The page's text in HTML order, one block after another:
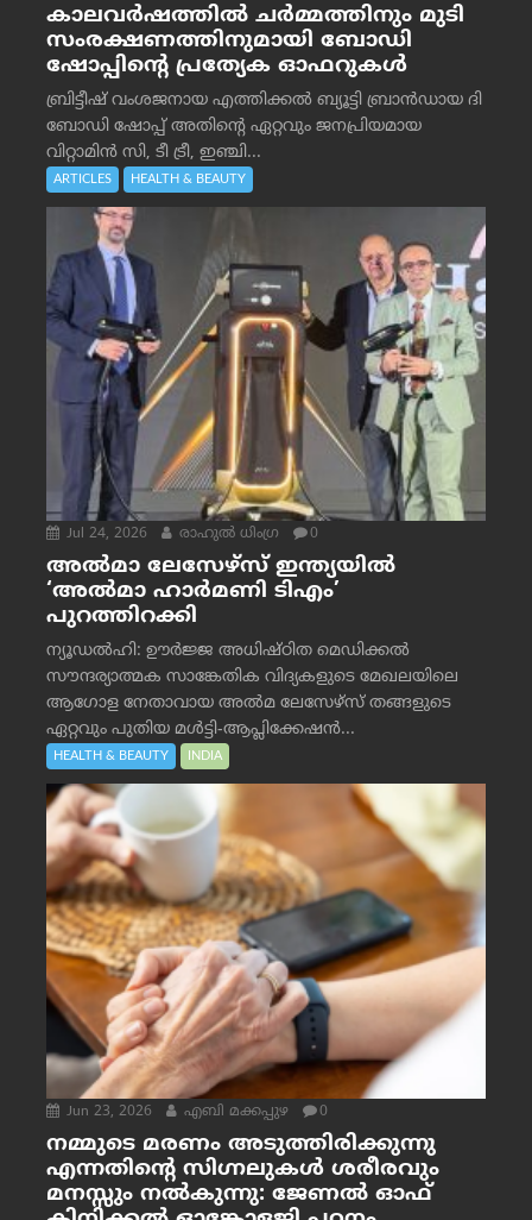
കാലവർഷത്തിൽ ചർമ്മത്തിനും മുടി
സംരക്ഷണത്തിനുമായി ബോഡി
ഷോപ്പിന്റെ പ്രത്യേക ഓഫറുകൾ
ബ്രിട്ടീഷ് വംശജനായ എത്തിക്കൽ ബ്യൂട്ടി ബ്രാൻഡായ ദി
ബോഡി ഷോപ്പ് അതിന്റെ ഏറ്റവും ജനപ്രിയമായ
വിറ്റാമിൻ സി, ടീ ട്രീ, ഇഞ്ചി...
ARTICLES HEALTH & BEAUTY
Jul 24, 2026 രാഹുല്‍ ധിംഗ്ര 0
അൽമാ ലേസേഴ്സ് ഇന്ത്യയിൽ
‘അൽമാ ഹാർമണി ടിഎം’
പുറത്തിറക്കി
ന്യൂഡൽഹി: ഊർജ്ജ അധിഷ്ഠിത മെഡിക്കൽ
സൗന്ദര്യാത്മക സാങ്കേതിക വിദ്യകളുടെ മേഖലയിലെ
ആഗോള നേതാവായ അൽമ ലേസേഴ്സ് തങ്ങളുടെ
ഏറ്റവും പുതിയ മൾട്ടി-ആപ്ലിക്കേഷൻ...
HEALTH & BEAUTY INDIA
Jun 23, 2026 എബി മക്കപ്പുഴ 0
നമ്മുടെ മരണം അടുത്തിരിക്കുന്നു
എന്നതിന്റെ സിഗ്നലുകൾ ശരീരവും
മനസ്സും നല്‍കുന്നു: ജേണല്‍ ഓഫ്